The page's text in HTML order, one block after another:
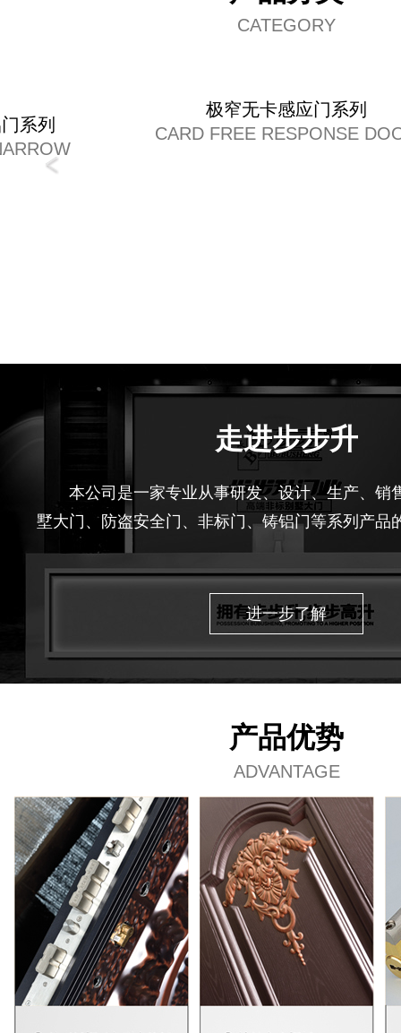
CATEGORY
极窄无卡感应门系列
CARD FREE RESPONSE
系列
走进步步升
本公司是一家专业从事研发、设计、生产、销
墅大门、防盗安全门、非标门、铸铝门等系列产品
业拥有现代化的标准厂房，先进的技术中心和一批
的制造设计人员，经过全体员工多年努力，其产品
准合格产品”等多项殊荣。
进一步了解
产品优势
ADVANTAGE